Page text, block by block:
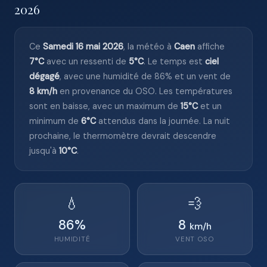
2026
Ce Samedi 16 mai 2026, la météo à Caen affiche
7°Cavec un ressenti de 5°C. Le temps est ciel
dégagé, avec une humidité de 86% et un vent de
8 km/h en provenance du OSO. Les températures
sont en baisse, avec un maximum de 15°Cet un
minimum de 6°Cattendus dans la journée. La nuit
prochaine, le thermomètre devrait descendre
jusqu'à 10°C.
💧
86%
HUMIDITÉ
💨
8 km/h
VENT OSO